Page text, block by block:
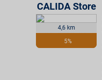
4,6 km
5%
CALIDA Store